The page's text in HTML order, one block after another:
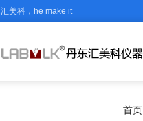
汇美科，he make it
首页